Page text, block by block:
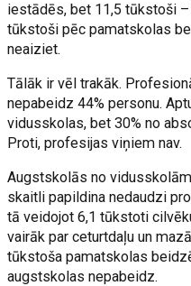
iestādēs, bet 11,5 tūkstoši
tūkstoši pēc pamatskolas
neaiziet.
Tālāk ir vēl trakāk.
nepabeidz 44% personu.
vidusskolas, bet 30% no
Proti, profesijas viņiem nav.
Augstskolās no
skaitli papildina nedaudzi
tā veidojot 6,1 tūkstoti
vairāk par ceturtdaļu un
tūkstoša pamatskolas
augstskolas nepabeidz.